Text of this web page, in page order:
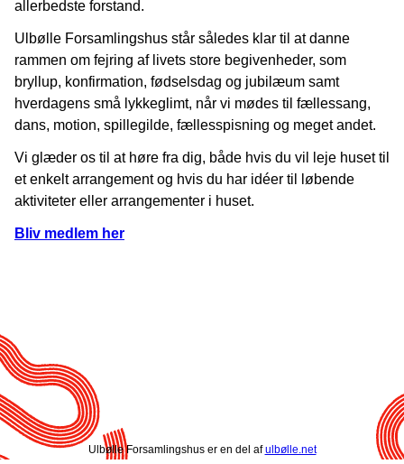
allerbedste forstand.
Ulbølle Forsamlingshus står således klar til at danne
rammen om fejring af livets store begivenheder, som
bryllup, konfirmation, fødselsdag og jubilæum samt
hverdagens små lykkeglimt, når vi mødes til fællessang,
dans, motion, spillegilde, fællesspisning og meget andet.
Vi glæder os til at høre fra dig, både hvis du vil leje huset til
et enkelt arrangement og hvis du har idéer til løbende
aktiviteter eller arrangementer i huset.
Bliv medlem her
Ulbølle Forsamlingshus er en del afulbølle.net